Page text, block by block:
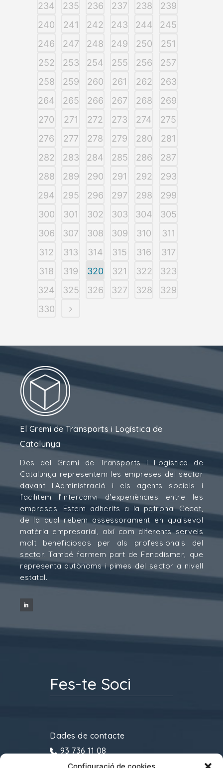
234
235 236 237 238
239
240
241 242 243 244
245
246
247 248 249 250
251
252
253 254 255 256
257
258
259 260 261 262
263
264
265 266 267 268
269
270
271 272 273 274
275
276
277 278 279 280
281
282
283 284 285 286
287
288
289 290 291 292
293
294
295 296 297 298
299
300
301 302 303 304
305
306
307 308 309 310
311
312
313 314 315 316
317
318
319 320 321 322
323
324
325 326 327 328
329
330
El Gremi de Transports i Logística de
Catalunya
Des del Gremi de Transports i Logística de
Catalunya representem les empreses del sector
davant l’Administració i els agents socials i
facilitem l’intercanvi d’experiències entre les
empreses. Estem adherits a la patronal Cecot,
de la qual rebem assessorament en qualsevol
matèria empresarial, així com diferents serveis
molt beneficiosos per als professionals del
sector. També formem part de Fenadismer, que
representa autònoms i pimes del sector a nivell
estatal.
Fes-te Soci
Dades de contacte
93 736 11 08